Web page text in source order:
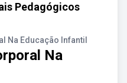
Pedagógicos
Na Educação Infantil
Na